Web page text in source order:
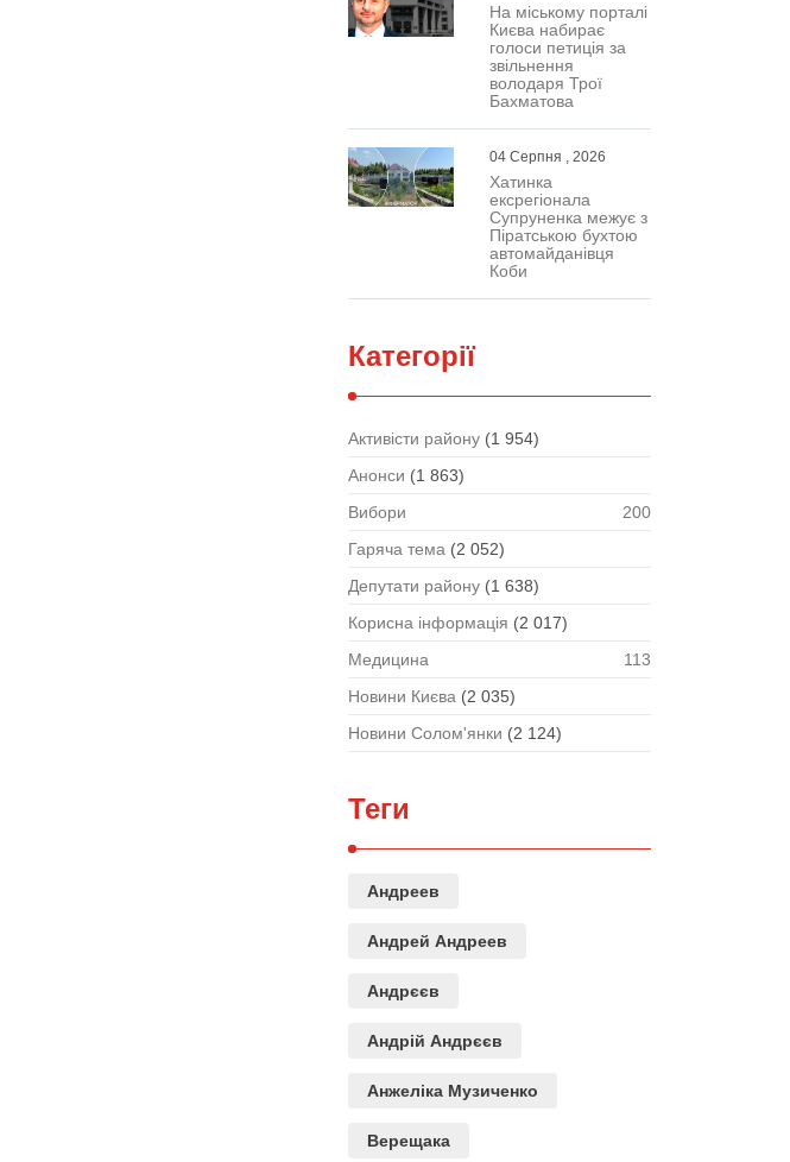
На міському порталі
Києва набирає
голоси петиція за
звільнення
володаря Трої
Бахматова
04 Серпня , 2026
Хатинка
ексрегіонала
Супруненка межує з
Піратською бухтою
автомайданівця
Коби
Категорії
Активісти району (1 954)
Анонси (1 863)
Вибори
200
Гаряча тема (2 052)
Депутати району (1 638)
Корисна інформація (2 017)
Медицина
113
Новини Києва (2 035)
Новини Солом'янки (2 124)
Теги
Андреев
Андрей Андреев
Андрєєв
Андрій Андрєєв
Анжеліка Музиченко
Верещака